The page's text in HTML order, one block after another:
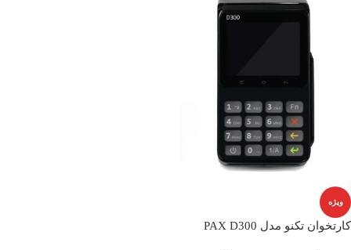
ویژه
کارتخوان تکنو مدل PAX D300